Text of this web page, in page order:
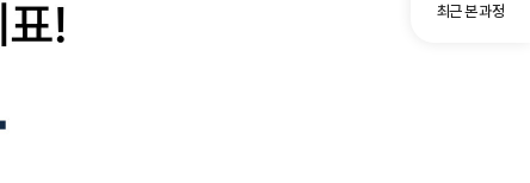
최근 본 과정